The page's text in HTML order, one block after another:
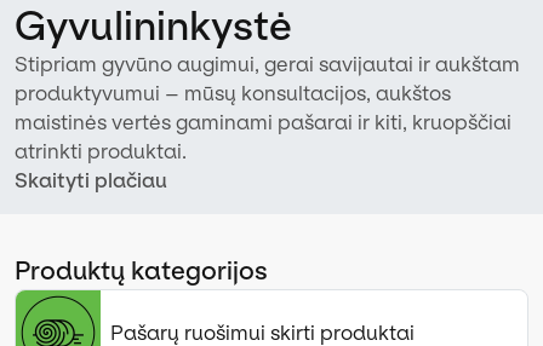
Gyvulininkystė
Stipriam gyvūno augimui, gerai savijautai ir aukštam
produktyvumui – mūsų konsultacijos, aukštos
maistinės vertės gaminami pašarai ir kiti, kruopščiai
atrinkti produktai.
Skaityti plačiau
Produktų kategorijos
Pašarų ruošimui skirti produktai